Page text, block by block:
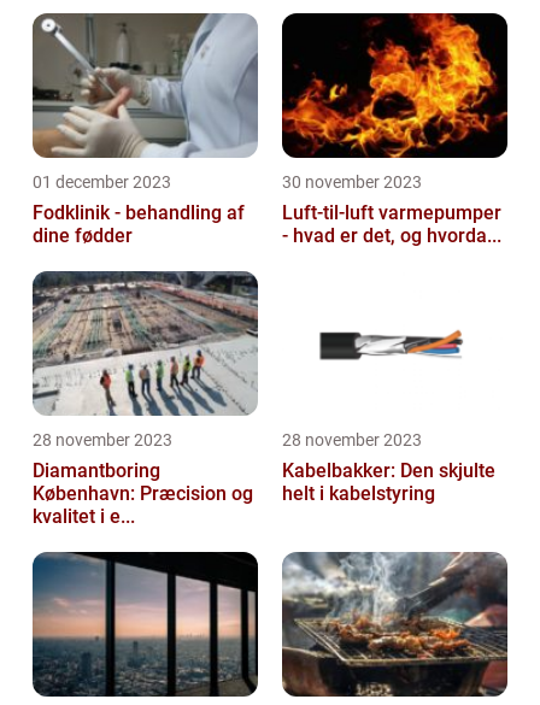
01 december 2023
Fodklinik - behandling af
dine fødder
30 november 2023
Luft-til-luft varmepumper
- hvad er det, og hvorda...
28 november 2023
Diamantboring
København: Præcision og
kvalitet i e...
28 november 2023
Kabelbakker: Den skjulte
helt i kabelstyring